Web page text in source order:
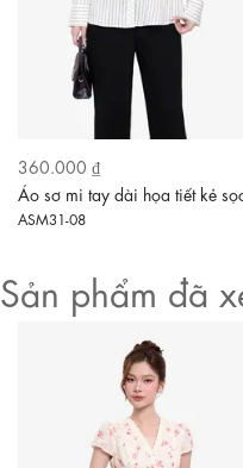
360.000 ₫
Áo sơ mi tay dài họa tiết kẻ
ASM31-08
Sản phẩm đã